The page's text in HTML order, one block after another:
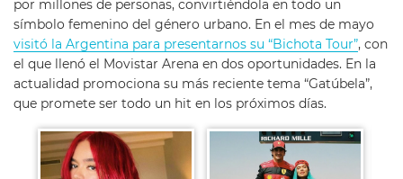
por millones de personas, convirtiéndola en todo un
símbolo femenino del género urbano. En el mes de mayo
visitó la Argentina para presentarnos su “Bichota Tour”, con
el que llenó el Movistar Arena en dos oportunidades. En la
actualidad promociona su más reciente tema “Gatúbela”,
que promete ser todo un hit en los próximos días.